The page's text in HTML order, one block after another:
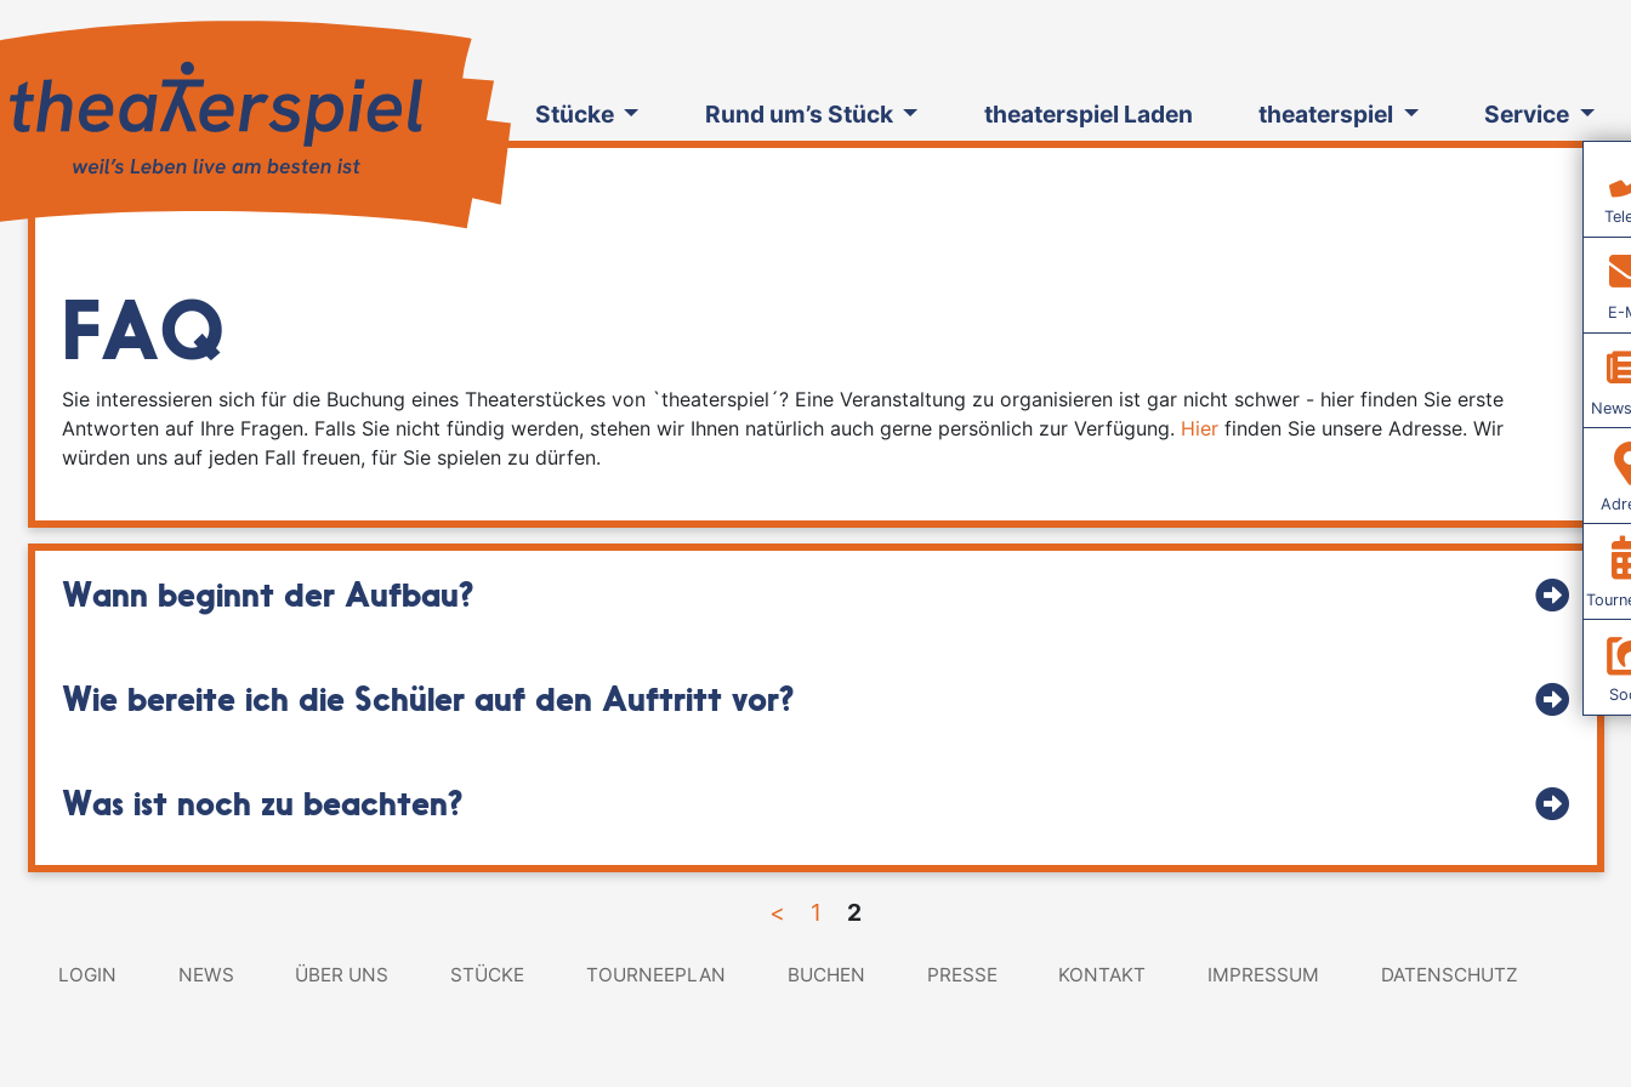
Stücke Rund um’s Stück theaterspiel Laden theaterspiel Service
FAQ
Sie interessieren sich für die Buchung eines Theaterstückes von `theaterspiel´? Eine Veranstaltung zu organisieren ist gar nicht schwer - hier finden Sie erste
Antworten auf Ihre Fragen. Falls Sie nicht fündig werden, stehen wir Ihnen natürlich auch gerne persönlich zur Verfügung. Hier finden Sie unsere Adresse. Wir
würden uns auf jeden Fall freuen, für Sie spielen zu dürfen.
Wann beginnt der Aufbau?
Wie bereite ich die Schüler auf den Auftritt vor?
Was ist noch zu beachten?
< 1 2
LOGIN NEWS ÜBER UNS STÜCKE TOURNEEPLAN BUCHEN PRESSE KONTAKT IMPRESSUM DATENSCHUTZ
E-